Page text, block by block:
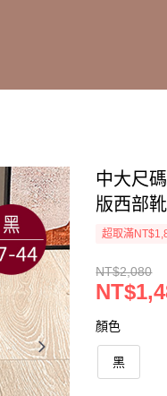
中大尺
版西部
超取滿
NT$2,080
顏色
黑